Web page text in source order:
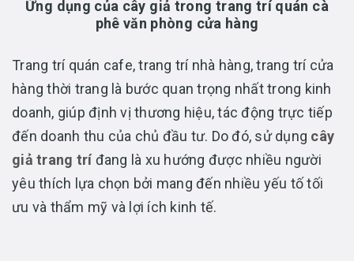
Ứng dụng của cây giả trong trang trí quán cà
phê văn phòng cửa hàng
Trang trí quán cafe, trang trí nhà hàng, trang trí cửa
hàng thời trang là bước quan trọng nhất trong kinh
doanh, giúp định vị thương hiệu, tác động trực tiếp
đến doanh thu của chủ đầu tư. Do đó, sử dụng cây
giả trang tríđang là xu hướng được nhiều người
yêu thích lựa chọn bởi mang đến nhiều yếu tố tối
ưu và thẩm mỹ và lợi ích kinh tế.